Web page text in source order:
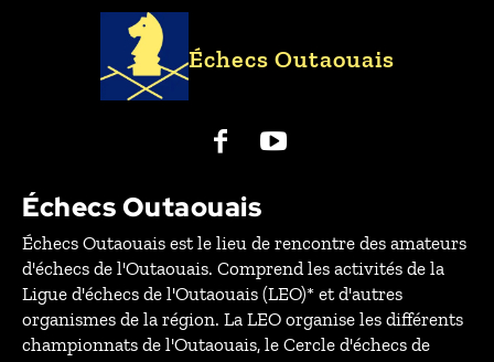
Échecs Outaouais
Échecs Outaouais
Échecs Outaouais est le lieu de rencontre des amateurs
d'échecs de l'Outaouais. Comprend les activités de la
Ligue d'échecs de l'Outaouais (LEO)* et d'autres
organismes de la région. La LEO organise les différents
championnats de l'Outaouais, le Cercle d'échecs de